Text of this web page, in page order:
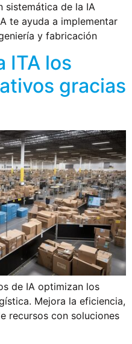
sistemática de la IA
te ayuda a implementar
y fabricación
ITA los
gracias
de IA optimizan los
Mejora la eficiencia,
recursos con soluciones